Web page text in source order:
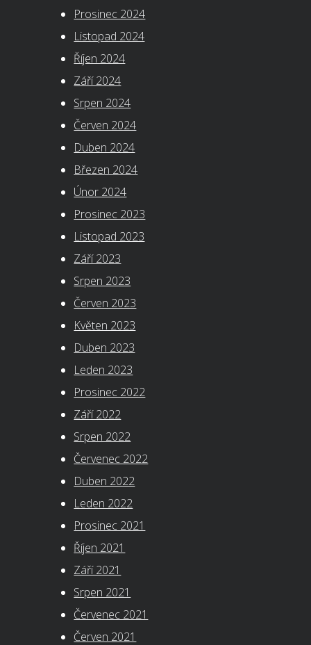
Prosinec 2024
Listopad 2024
Říjen 2024
Září 2024
Srpen 2024
Červen 2024
Duben 2024
Březen 2024
Únor 2024
Prosinec 2023
Listopad 2023
Září 2023
Srpen 2023
Červen 2023
Květen 2023
Duben 2023
Leden 2023
Prosinec 2022
Září 2022
Srpen 2022
Červenec 2022
Duben 2022
Leden 2022
Prosinec 2021
Říjen 2021
Září 2021
Srpen 2021
Červenec 2021
Červen 2021